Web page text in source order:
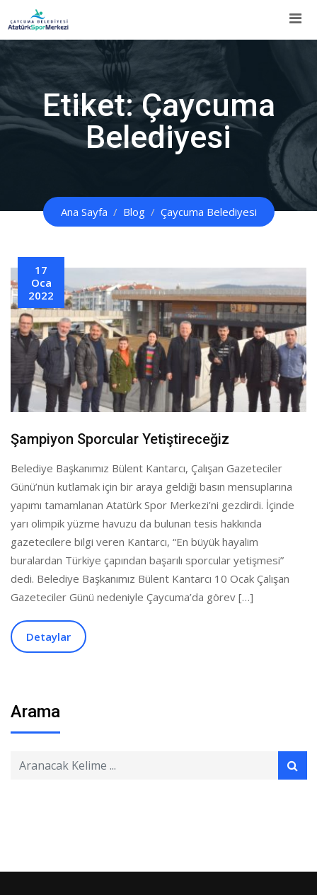
Atla
Etiket:Çaycuma
Belediyesi
Ana Sayfa Blog Çaycuma Belediyesi
17
Oca
2022
Şampiyon Sporcular Yetiştireceğiz
Belediye Başkanımız Bülent Kantarcı, Çalışan Gazeteciler
Günü’nün kutlamak için bir araya geldiği basın mensuplarına
yapımı tamamlanan Atatürk Spor Merkezi’ni gezdirdi. İçinde
yarı olimpik yüzme havuzu da bulunan tesis hakkında
gazetecilere bilgi veren Kantarcı, “En büyük hayalim
buralardan Türkiye çapından başarılı sporcular yetişmesi”
dedi. Belediye Başkanımız Bülent Kantarcı 10 Ocak Çalışan
Gazeteciler Günü nedeniyle Çaycuma’da görev […]
Detaylar
Arama